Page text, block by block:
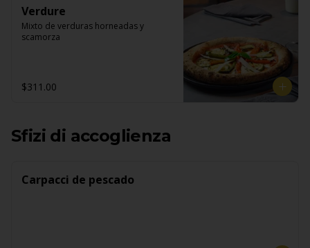
Verdure
Mixto de verduras horneadas y
scamorza
$311.00
Sfizi di accoglienza
Carpacci de pescado